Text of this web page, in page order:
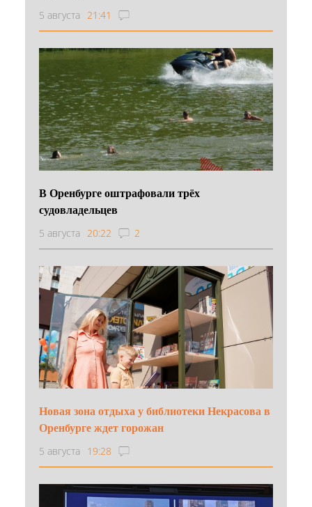
5 августа 21:41
В Оренбурге оштрафовали трёх
судовладельцев
5 августа 20:22 2
Новая зона отдыха у библиотеки Некрасова в
Оренбурге ждет горожан
5 августа 19:28